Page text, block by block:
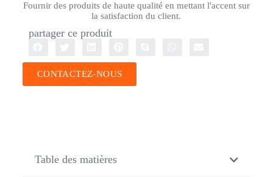
Fournir des produits de haute qualité en mettant l'accent sur
la satisfaction du client.
partager ce produit
CONTACTEZ-NOUS
Table des matières